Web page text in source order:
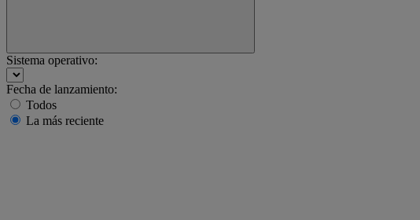
Sistema operativo:
Fecha de lanzamiento:
Todos
La más reciente